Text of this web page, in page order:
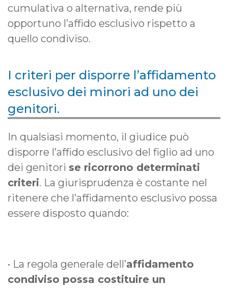
cumulativa o alternativa, rende più
opportuno l’affido esclusivo rispetto a
quello condiviso.
I criteri per disporre l’affidamento
esclusivo dei minori ad uno dei
genitori.
In qualsiasi momento, il giudice può
disporre l’affido esclusivo del figlio ad uno
dei genitori se ricorrono determinati
criteri. La giurisprudenza è costante nel
ritenere che l’affidamento esclusivo possa
essere disposto quando:
• La regola generale dell’affidamento
condiviso possa costituire un